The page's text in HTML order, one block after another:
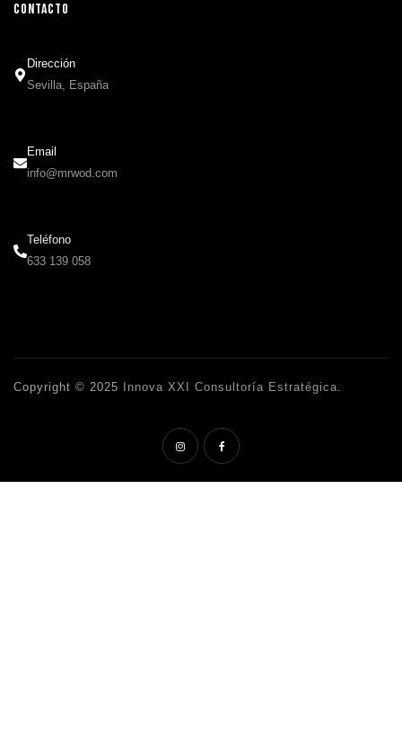
CONTACTO
Dirección
Sevilla, España
Email
info@mrwod.com
Teléfono
633 139 058
Copyright © 2025 Innova XXI Consultoría Estratégica.